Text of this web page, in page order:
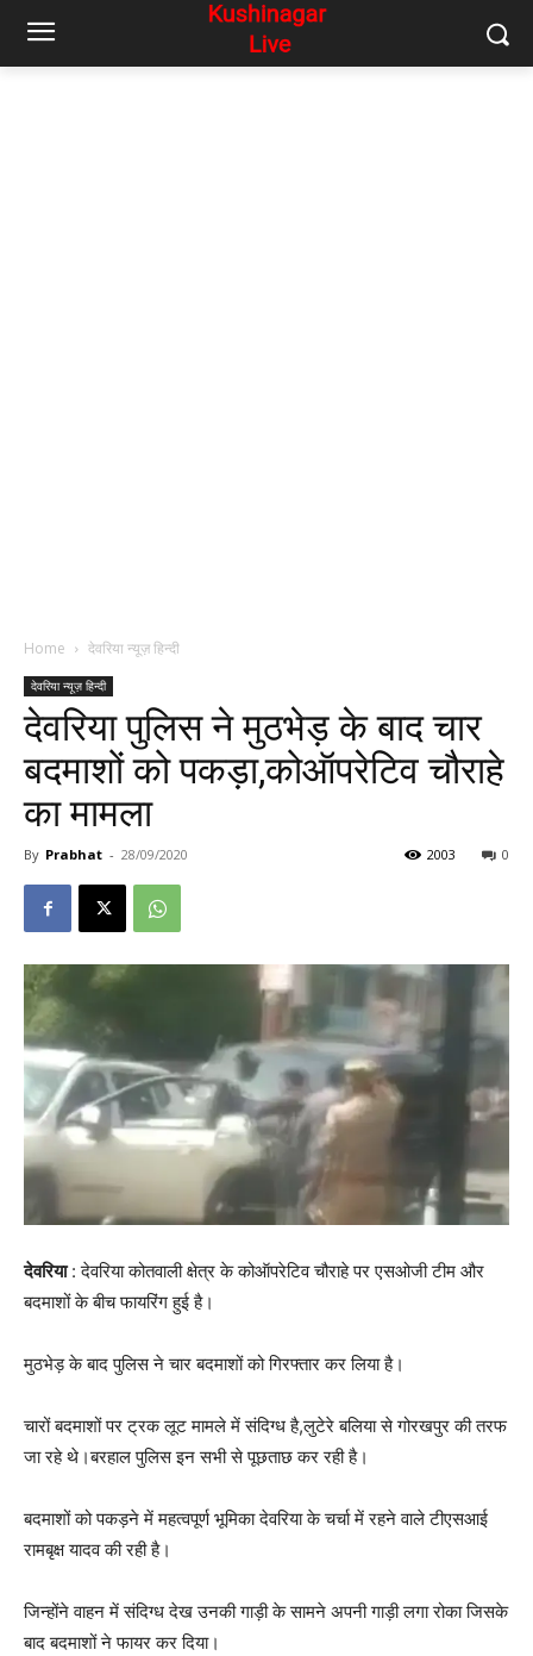
Home देवरिया न्यूज़ हिन्दी
देवरिया न्यूज़ हिन्दी
देवरिया पुलिस ने मुठभेड़ के बाद चार
बदमाशों को पकड़ा,कोऑपरेटिव चौराहे
का मामला
By Prabhat - 28/09/2020 0
2003
देवरिया: देवरिया कोतवाली क्षेत्र के कोऑपरेटिव चौराहे पर एसओजी टीम और
बदमाशों के बीच फायरिंग हुई है।
मुठभेड़ के बाद पुलिस ने चार बदमाशों को गिरफ्तार कर लिया है।
चारों बदमाशों पर ट्रक लूट मामले में संदिग्ध है,लुटेरे बलिया से गोरखपुर की तरफ
जा रहे थे।बरहाल पुलिस इन सभी से पूछताछ कर रही है।
बदमाशों को पकड़ने में महत्वपूर्ण भूमिका देवरिया के चर्चा में रहने वाले टीएसआई
रामबृक्ष यादव की रही है।
जिन्होंने वाहन में संदिग्ध देख उनकी गाड़ी के सामने अपनी गाड़ी लगा रोका जिसके
बाद बदमाशों ने फायर कर दिया।